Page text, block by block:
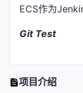
ECS作为
Git Test
项目介绍